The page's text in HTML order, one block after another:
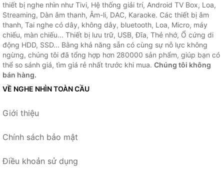
thiết bị nghe nhìn như Tivi, Hệ thống giải trí, Android TV Box, Loa,
Streaming, Dàn âm thanh, Âm-li, DAC, Karaoke. Các thiết bị âm
thanh, Tai nghe có dây, không dây, bluetooth, Loa, Micro, máy
chiếu, màn chiếu... Thiết bị lưu trữ, USB, Đĩa, Thẻ nhớ, Ổ cứng di
động HDD, SSD... Bằng khả năng sẵn có cùng sự nỗ lực không
ngừng, chúng tôi đã tổng hợp hơn 280000 sản phẩm, giúp bạn có
thể so sánh giá, tìm giá rẻ nhất trước khi mua. Chúng tôi không
bán hàng.
VỀ NGHE NHÌN TOÀN CẦU
Giới thiệu
Chính sách bảo mật
Điều khoản sử dụng